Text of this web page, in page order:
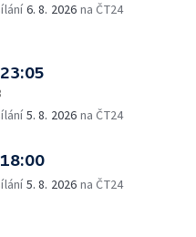
6. 8. 2026 na ČT24
5. 8. 2026 na ČT24
5. 8. 2026 na ČT24